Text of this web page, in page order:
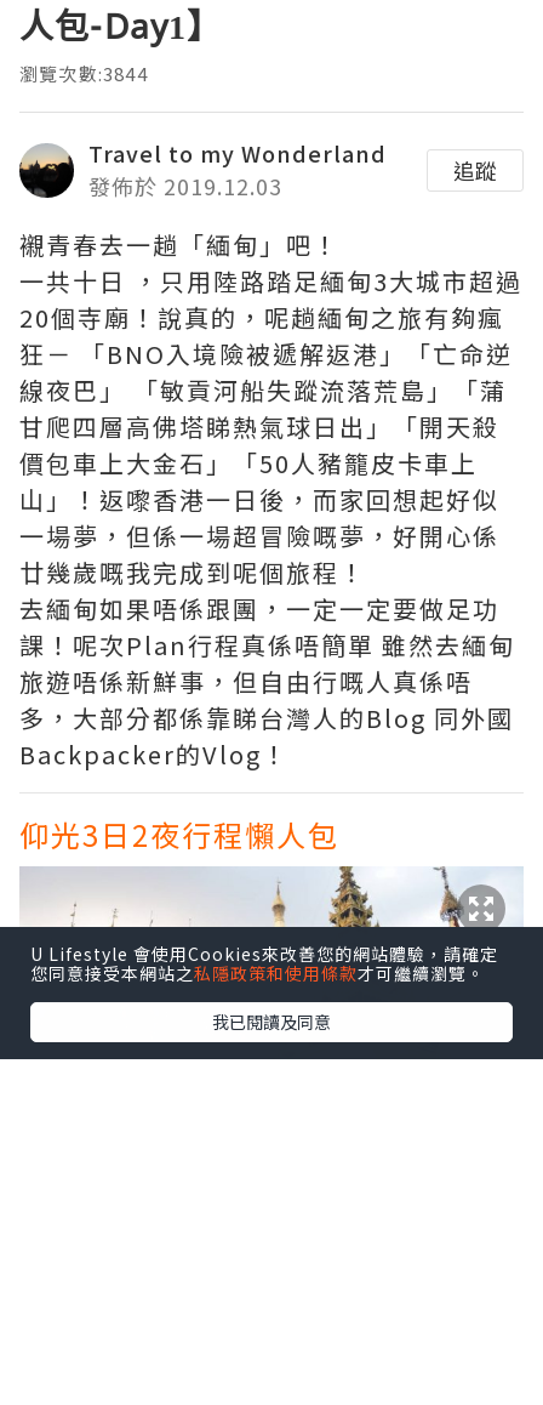
人包-Day1】
瀏覽次數:3844
Travel to my Wonderland
發佈於 2019.12.03
追蹤
襯青春去一趟「緬甸」吧！
一共十日 ，只用陸路踏足緬甸3大城市超過
20個寺廟！說真的，呢趟緬甸之旅有夠瘋
狂－ 「BNO入境險被遞解返港」「亡命逆
線夜巴」 「敏貢河船失蹤流落荒島」「蒲
甘爬四層高佛塔睇熱氣球日出」「開天殺
價包車上大金石」「50人豬籠皮卡車上
山」！返嚟香港一日後，而家回想起好似
一場夢，但係一場超冒險嘅夢，好開心係
廿幾歲嘅我完成到呢個旅程！
去緬甸如果唔係跟團，一定一定要做足功
課！呢次Plan行程真係唔簡單 雖然去緬甸
旅遊唔係新鮮事，但自由行嘅人真係唔
多，大部分都係靠睇台灣人的Blog 同外國
Backpacker的Vlog！
仰光3日2夜行程懶人包
U Lifestyle 會使用Cookies來改善您的網站體驗，請確定
您同意接受本網站之私隱政策和使用條款才可繼續瀏覽。
我已閱讀及同意